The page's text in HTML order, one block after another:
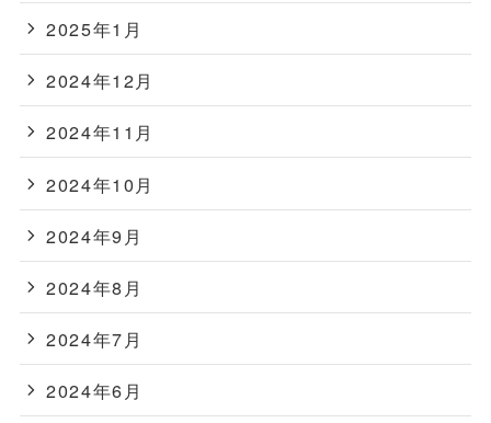
2025年1月
2024年12月
2024年11月
2024年10月
2024年9月
2024年8月
2024年7月
2024年6月